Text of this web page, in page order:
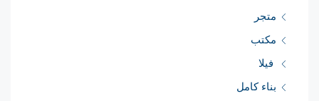
متجر
مكتب
فيلا
بناء كامل